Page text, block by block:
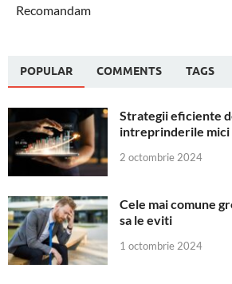
Recomandam
POPULAR COMMENTS TAGS
Strategii eficiente
intreprinderile mici
2 octombrie 2024
Cele mai comune
sa le eviti
1 octombrie 2024